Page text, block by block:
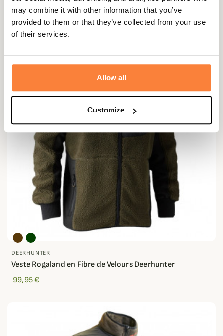
may combine it with other information that you’ve
provided to them or that they’ve collected from your use
of their services.
Allow all
Customize
119,95 €
DEERHUNTER
Veste Rogaland en Fibre de Velours Deerhunter
99,95 €